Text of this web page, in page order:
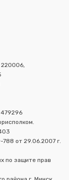
от 29.06.2007 г.
по защите прав